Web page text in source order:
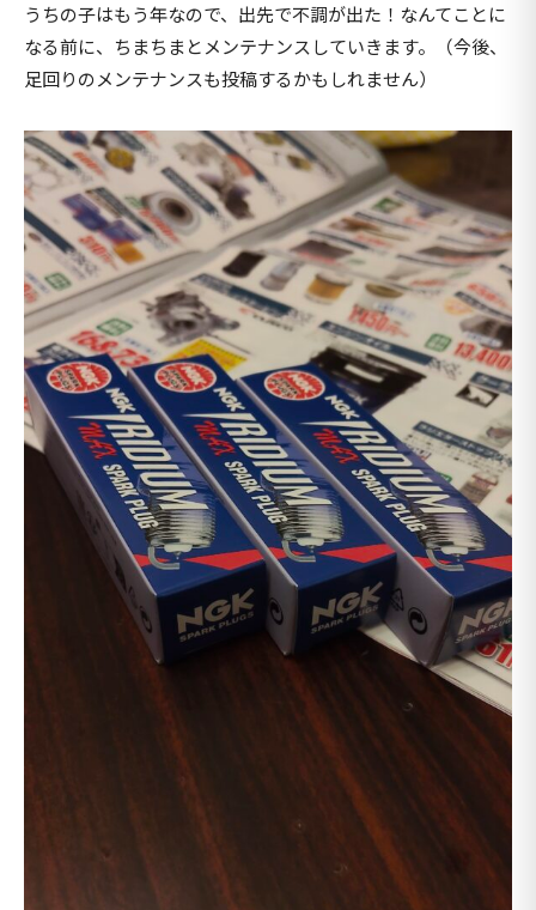
うちの子はもう年なので、出先で不調が出た！なんてことに
なる前に、ちまちまとメンテナンスしていきます。（今後、
足回りのメンテナンスも投稿するかもしれません）